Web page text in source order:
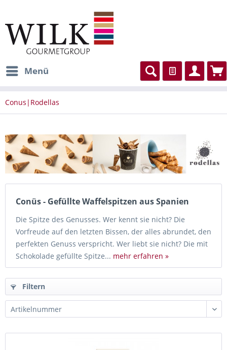
Menü
Conus|Rodellas
Conüs - Gefüllte Waffelspitzen aus Spanien
Die Spitze des Genusses. Wer kennt sie nicht? Die
Vorfreude auf den letzten Bissen, der alles abrundet, den
perfekten Genuss verspricht. Wer liebt sie nicht? Die mit
Schokolade gefüllte Spitze... mehr erfahren »
Filtern